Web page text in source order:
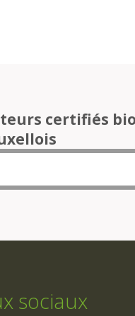
certifiés
sociaux